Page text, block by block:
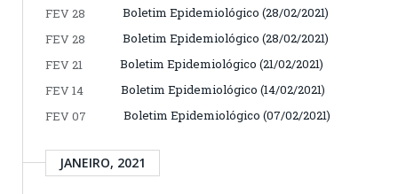
FEV 28
Boletim Epidemiológico (28/02/2021)
FEV 28
Boletim Epidemiológico (28/02/2021)
FEV 21
Boletim Epidemiológico (21/02/2021)
FEV 14
Boletim Epidemiológico (14/02/2021)
FEV 07
Boletim Epidemiológico (07/02/2021)
JANEIRO, 2021